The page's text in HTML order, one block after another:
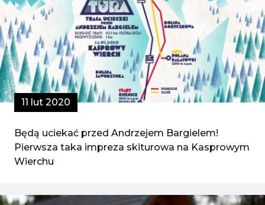
11 lut 2020
Będą uciekać przed Andrzejem Bargielem!
Pierwsza taka impreza skiturowa na Kasprowym
Wierchu